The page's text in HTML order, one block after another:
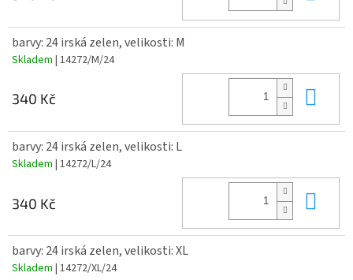
barvy: 24 irská zelen, velikosti: M
Skladem | 14272/M/24
340 Kč
barvy: 24 irská zelen, velikosti: L
Skladem | 14272/L/24
340 Kč
barvy: 24 irská zelen, velikosti: XL
Skladem | 14272/XL/24